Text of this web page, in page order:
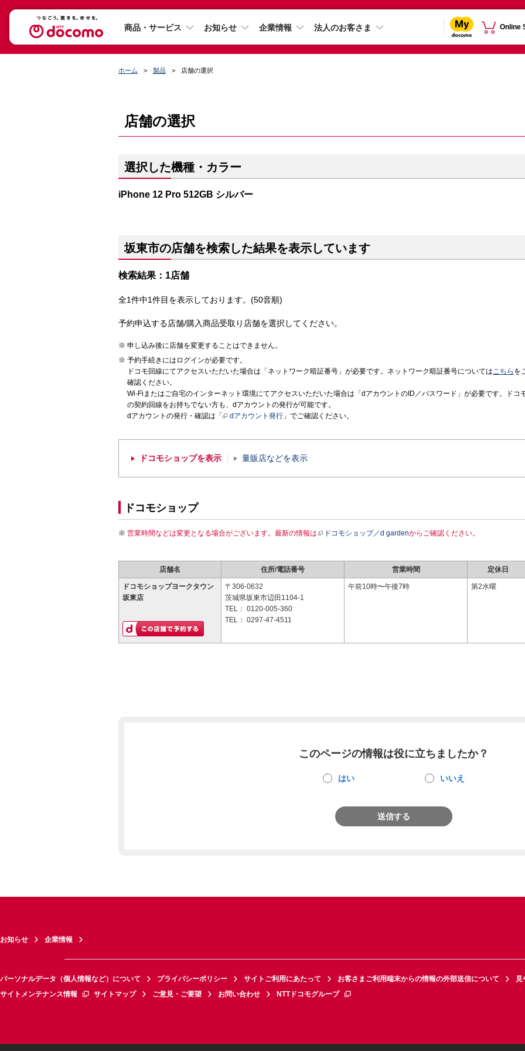
商品・サービス お知らせ 企業情報 法人のお客さま Online
ホーム 製品 店舗の選択
店舗の選択
選択した機種・カラー
iPhone 12 Pro 512GB シルバー
坂東市の店舗を検索した結果を表示しています
検索結果：1店舗
全1件中1件目を表示しております。(50音順)
予約申込する店舗/購入商品受取り店舗を選択してください。
申し込み後に店舗を変更することはできません。
予約手続きにはログインが必要です。
ドコモ回線にてアクセスいただいた場合は「ネットワーク暗証番号」が必要です。ネットワーク暗証番号についてはこちら を
確認ください。
Wi-Fiまたはご自宅のインターネット環境にてアクセスいただいた場合は「dアカウントのID／パスワード」が必要です。ドコ
の契約回線をお持ちでない方も、dアカウントの発行が可能です。
dアカウントの発行・確認は「
dアカウント発行 」でご確認ください。
ドコモショップを表示 量販店などを表示
ドコモショップ
営業時間などは変更となる場合がございます。最新の情報は ドコモショップ／d gardenからご確認ください。
店舗名 住所/電話番号 営業時間 定休日
ドコモショップヨークタウン
坂東店
〒306-0632
茨城県坂東市辺田1104-1
TEL： 0120-005-360
TEL： 0297-47-4511
午前10時〜午後7時 第2水曜
このページの情報は役に立ちましたか？
はい いいえ
送信する
お知らせ 企業情報
パーソナルデータ（個人情報など）について プライバシーポリシー サイトご利用にあたって お客さまご利用端末からの情報の外部送信について
見
サイトメンテナンス情報
サイトマップ ご意見・ご要望 お問い合わせ NTTドコモグループ